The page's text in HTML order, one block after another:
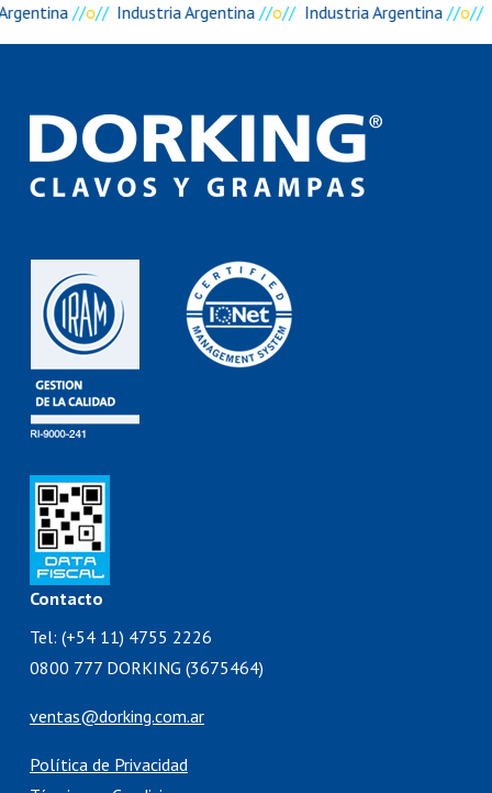
//o// Industria Argentina //o// Industria Argentina //o//
Contacto
Tel: (+54 11) 4755 2226
0800 777 DORKING (3675464)
ventas@dorking.com.ar
Política de Privacidad